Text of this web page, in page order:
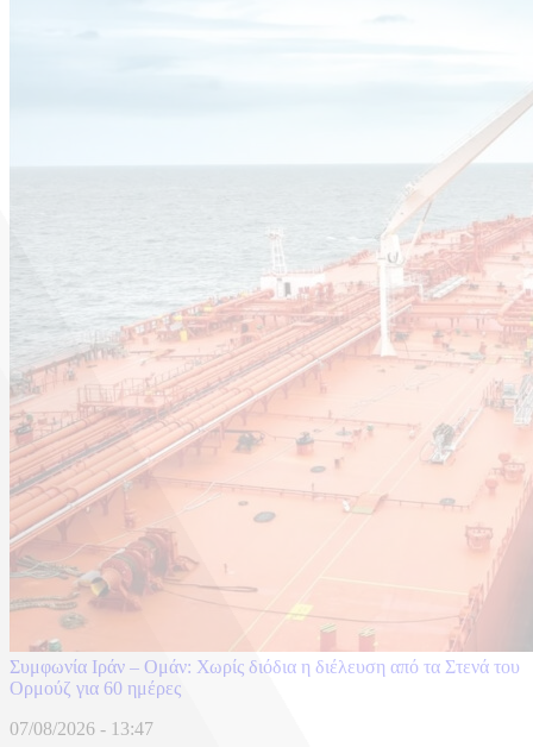
Συμφωνία Ιράν – Ομάν: Χωρίς διόδια η διέλευση από τα Στενά του
Ορμούζ για 60 ημέρες
07/08/2026 - 13:47